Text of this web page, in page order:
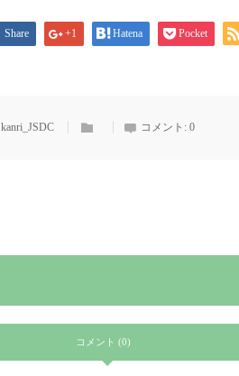
Share +1 Hatena Pocket
kanri_JSDC コメント: 0
コメント (0)